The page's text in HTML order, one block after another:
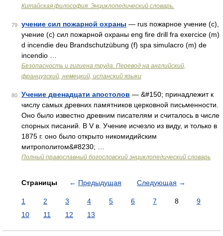
Китайская философия. Энциклопедический словарь.
79 учение сил пожарной охраны — rus пожарное учение (с),
учение (с) сил пожарной охраны eng fire drill fra exercice (m)
d incendie deu Brandschutzübung (f) spa simulacro (m) de
incendio …
Безопасность и гигиена труда. Перевод на английский,
французский, немецкий, испанский языки
80 Учение двенадцати апостолов — &#150; принадлежит к
числу самых древних памятников церковной письменности.
Оно было известно древним писателям и считалось в числе
спорных писаний. В V в. Учение исчезло из виду, и только в
1875 г. оно было открыто никомидийским
митрополитом&#8230; …
Полный православный богословский энциклопедический словарь
Страницы ← Предыдущая Следующая →
1 2 3 4 5 6 7 8
9
10
11 12 13